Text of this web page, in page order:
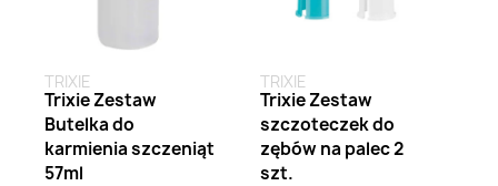
TRIXIE
Trixie Zestaw
Butelka do
karmienia szczeniąt
57ml
TRIXIE
Trixie Zestaw
szczoteczek do
zębów na palec 2
szt.